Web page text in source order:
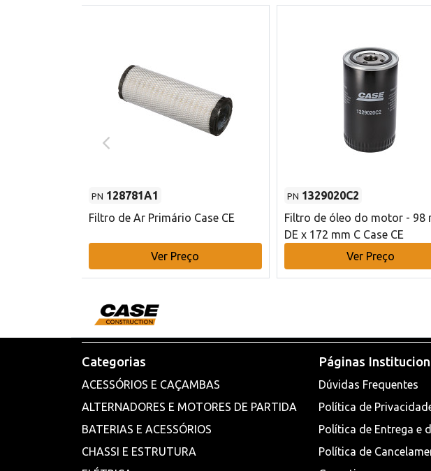
PN 128781A1
Filtro de Ar Primário Case CE
Ver Preço
PN 1329020C2
Filtro de óleo do motor - 98
DE x 172 mm C Case CE
Ver Preço
Categorias
ACESSÓRIOS E CAÇAMBAS
ALTERNADORES E MOTORES DE PARTIDA
BATERIAS E ACESSÓRIOS
CHASSI E ESTRUTURA
Páginas
Dúvidas Frequentes
Política de
Política de Entrega e
Política de